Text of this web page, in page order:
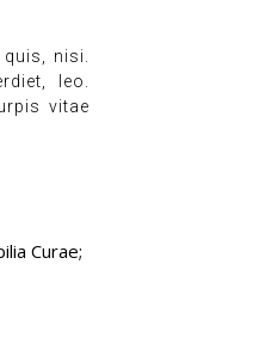
nisi.
leo.
vitae
Curae;